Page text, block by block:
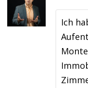
Ich